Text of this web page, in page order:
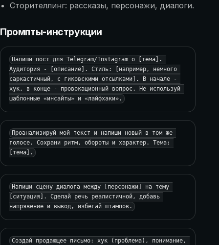
Сторителлинг: рассказы, персонажи, диалоги.
Промпты-инструкции
Напиши пост для Telegram/Instagram о [тема].
Аудитория - [описание]. Стиль: [например, немного
саркастичный, с гиковскими отсылками]. В начале -
хук, в конце - провокационный вопрос. Не используй
шаблонные «инсайты» и «лайфхаки».
Проанализируй мой текст и напиши новый в том же
голосе. Сохрани ритм, обороты и характер. Тема:
[тема].
Напиши сцену диалога между [персонажи] на тему
[ситуация]. Сделай речь реалистичной, добавь
напряжение и вывод, избегай штампов.
Создай продающее письмо: хук (проблема), понимание,